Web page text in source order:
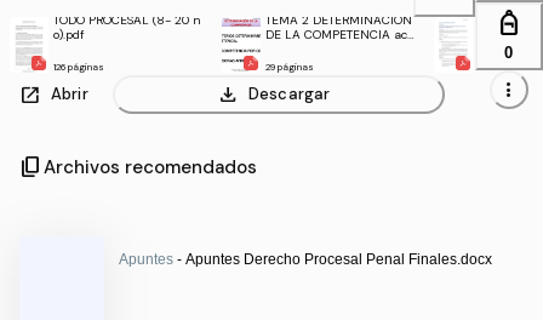
ograma de Juan Burgos en un único pdf y los docum
entos sueltos son resúmenes directamente de la ma
no del profesor para complementar o reducir el tema
rio.
TODO PROCESAL (8- 20 n
o).pdf
126 páginas
TEMA 2 DETERMINACIÓN
DE LA COMPETENCIA act
29 páginas
Tema 4
LECrim
ciones
5 páginas
open_in_new Abrir download Descargar
personal_bag
0
more_vert
content_copy Archivos recomendados
Apuntes - Apuntes Derecho Procesal Penal Finales.docx